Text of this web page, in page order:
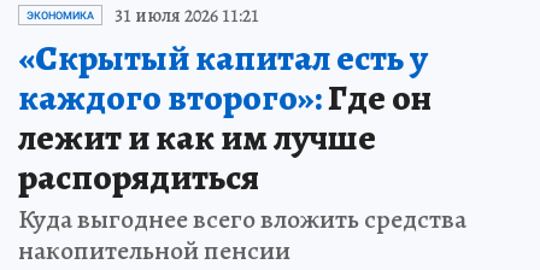
ЭКОНОМИКА 31 июля 2026 11:21
«Скрытый капитал есть у
каждого второго»:Где он
лежит и как им лучше
распорядиться
Куда выгоднее всего вложить средства
накопительной пенсии